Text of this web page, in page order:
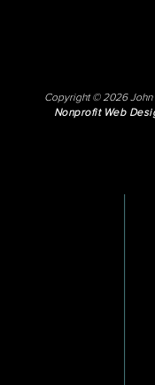
Copyright © 2026 John
Nonprofit Web